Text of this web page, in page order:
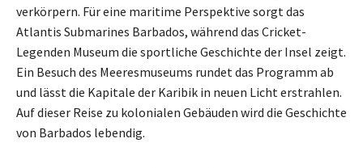
verkörpern. Für eine maritime Perspektive sorgt das
Atlantis Submarines Barbados, während das Cricket-
Legenden Museum die sportliche Geschichte der Insel zeigt.
Ein Besuch des Meeresmuseums rundet das Programm ab
und lässt die Kapitale der Karibik in neuen Licht erstrahlen.
Auf dieser Reise zu kolonialen Gebäuden wird die Geschichte
von Barbados lebendig.